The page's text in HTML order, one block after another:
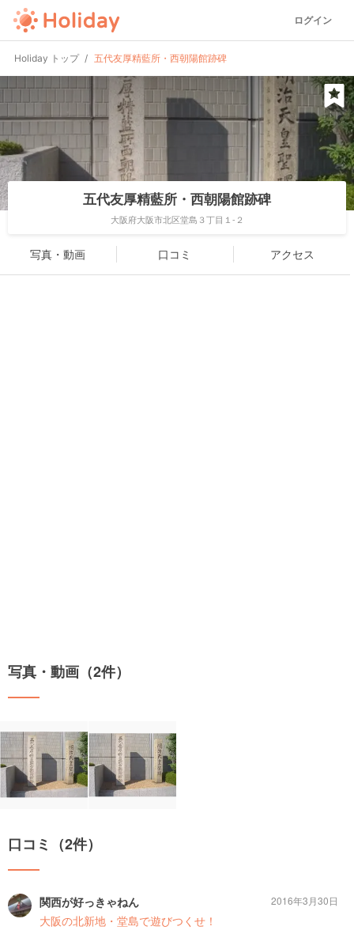
ログイン
Holiday トップ 五代友厚精藍所・西朝陽館跡碑
五代友厚精藍所・西朝陽館跡碑
大阪府大阪市北区堂島３丁目１-２
写真・動画 口コミ アクセス
写真・動画（2件）
口コミ（2件）
関西が好っきゃねん
大阪の北新地・堂島で遊びつくせ！
2016年3月30日